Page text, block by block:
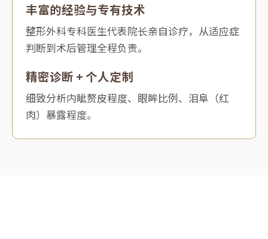
丰富的经验与专有技术
整形外科专科医生代表院长亲自诊疗，从适应症
判断到术后管理全程负责。
精密诊断 + 个人定制
细致分析内眦赘皮程度、眼眸比例、泪阜（红
肉）暴露程度。